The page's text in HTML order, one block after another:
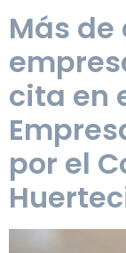
Más
cita en
por el